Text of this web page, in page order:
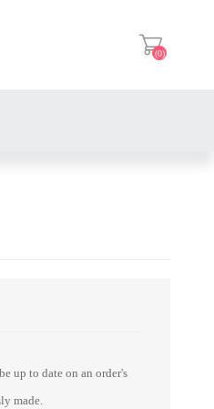
(0)
up to date on an order's
made.